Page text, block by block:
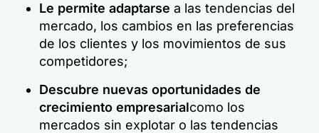
Le permite adaptarse a las tendencias del
mercado, los cambios en las preferencias
de los clientes y los movimientos de sus
competidores;
Descubre nuevas oportunidades de
crecimiento empresarialcomo los
mercados sin explotar o las tendencias